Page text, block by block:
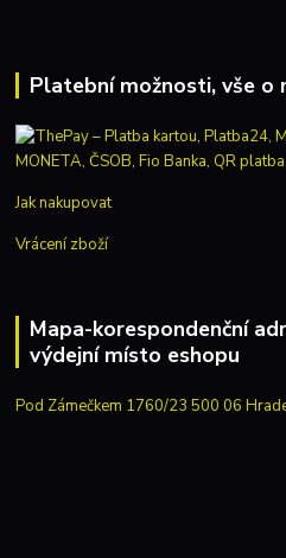
Platební možnosti, vše o
Jak nakupovat
Vrácení zboží
Mapa-korespondenční
výdejní místo eshopu
Pod Zámečkem 1760/23 500 06